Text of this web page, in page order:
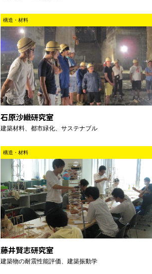
構造・材料
石原沙織研究室
建築材料、都市緑化、サステナブル
構造・材料
藤井賢志研究室
建築物の耐震性能評価、建築振動学